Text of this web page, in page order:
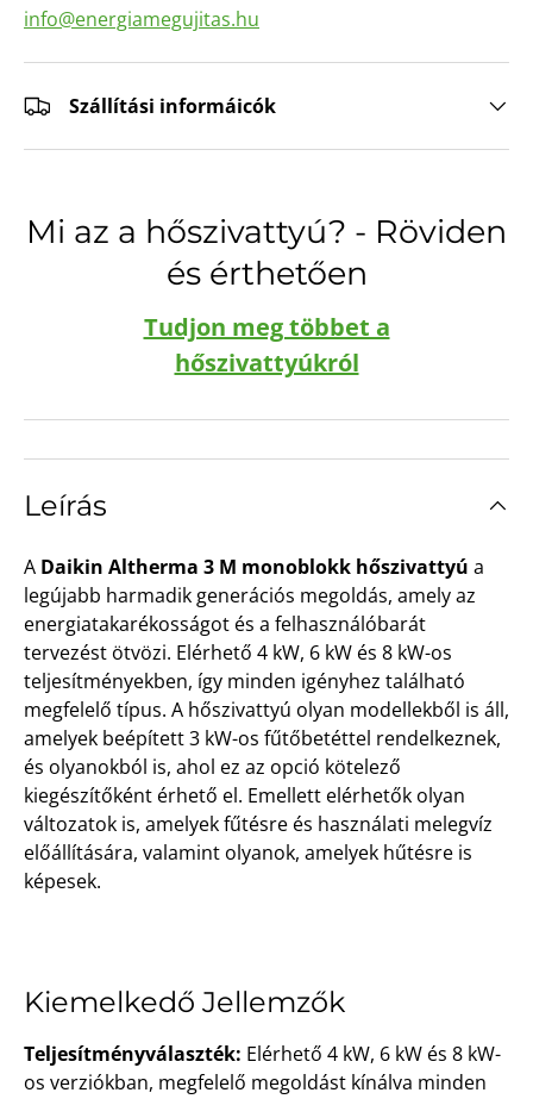
info@energiamegujitas.hu
Szállítási informáicók
Mi az a hőszivattyú? - Röviden
és érthetően
Tudjon meg többet a
hőszivattyúkról
Leírás
A Daikin Altherma 3 M monoblokk hőszivattyú a
legújabb harmadik generációs megoldás, amely az
energiatakarékosságot és a felhasználóbarát
tervezést ötvözi. Elérhető 4 kW, 6 kW és 8 kW-os
teljesítményekben, így minden igényhez található
megfelelő típus. A hőszivattyú olyan modellekből is áll,
amelyek beépített 3 kW-os fűtőbetéttel rendelkeznek,
és olyanokból is, ahol ez az opció kötelező
kiegészítőként érhető el. Emellett elérhetők olyan
változatok is, amelyek fűtésre és használati melegvíz
előállítására, valamint olyanok, amelyek hűtésre is
képesek.
Kiemelkedő Jellemzők
Teljesítményválaszték: Elérhető 4 kW, 6 kW és 8 kW-
os verziókban, megfelelő megoldást kínálva minden